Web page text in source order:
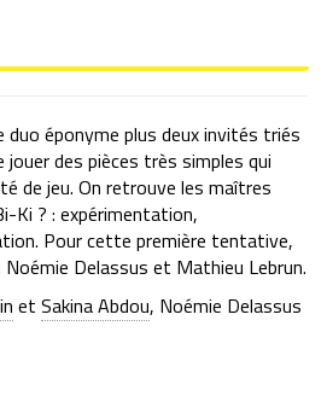
duo éponyme plus deux invités triés
jouer des pièces très simples qui
de jeu. On retrouve les maîtres
Ki ? : expérimentation,
Pour cette première tentative,
Delassus et Mathieu Lebrun.
et Sakina Abdou, Noémie Delassus